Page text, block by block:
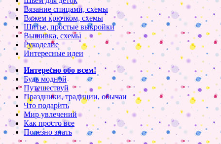
Вязание спицами, схемы
Вяжем крючком, схемы
Шитье, простые выкройки
Вышивка, схемы
Рукоделие
Интересные идеи
Интересно обо всем!
Будь модной
Путешествуй
Праздники, традиции, обычаи
Что подарить
Мир увлечений
Как просто все
Полезно знать